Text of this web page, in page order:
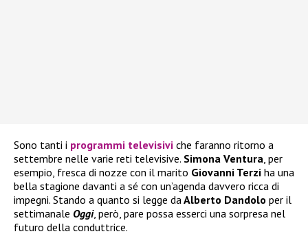
Sono tanti i programmi televisivi che faranno ritorno a
settembre nelle varie reti televisive. Simona Ventura, per
esempio, fresca di nozze con il marito Giovanni Terzi ha una
bella stagione davanti a sé con un’agenda davvero ricca di
impegni. Stando a quanto si legge daAlberto Dandolo per il
settimanale Oggi, però, pare possa esserci una sorpresa nel
futuro della conduttrice.